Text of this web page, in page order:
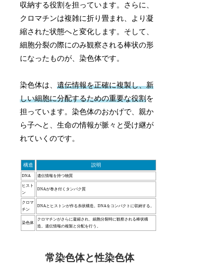
収納する役割を担っています。さらに、
クロマチンは複雑に折り畳まれ、より凝
縮された状態へと変化します。そして、
細胞分裂の際にのみ観察される棒状の形
になったものが、染色体です。
染色体は、遺伝情報を正確に複製し、新
しい細胞に分配するための重要な役割を
担っています。染色体のおかげで、親か
ら子へと、生命の情報が脈々と受け継が
れていくのです。
構造 説明
DNA 遺伝情報を持つ物質
ヒスト
ン
DNAが巻き付くタンパク質
クロマ
チン
DNAとヒストンが作る糸状構造。DNAをコンパクトに収納する。
染色体
クロマチンがさらに凝縮され、細胞分裂時に観察される棒状構
造。遺伝情報の複製と分配を行う。
常染色体と性染色体